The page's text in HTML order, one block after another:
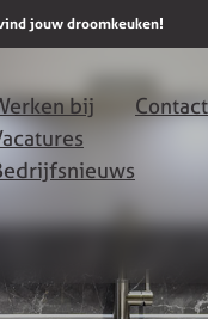
jouw droomkeuken!
bij
Contact